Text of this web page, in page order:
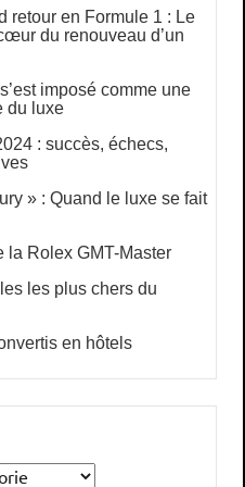
retour en Formule 1 : Le
du renouveau d’un
imposé comme une
du luxe
: succès, échecs,
» : Quand le luxe se fait
la Rolex GMT-Master
les plus chers du
en hôtels